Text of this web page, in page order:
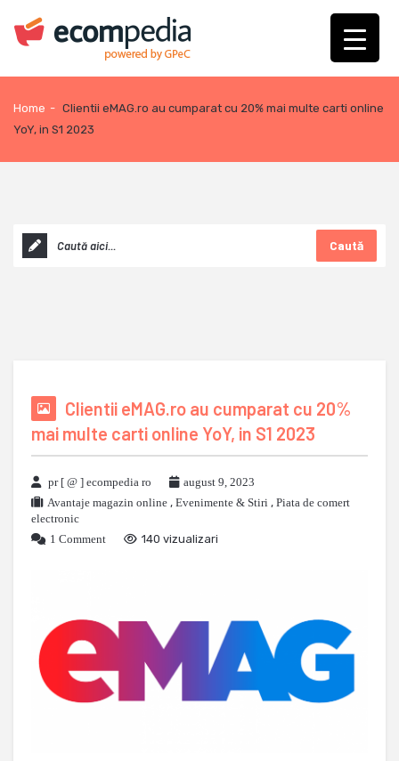
Home - Clientii eMAG.ro au cumparat cu 20% mai multe carti online
YoY, in S1 2023
Caută
Clientii eMAG.ro au cumparat cu 20%
mai multe carti online YoY, in S1 2023
pr [ @ ] ecompedia ro
august 9, 2023
Avantaje magazin online , Evenimente & Stiri , Piata de comert
electronic
1 Comment
140 vizualizari